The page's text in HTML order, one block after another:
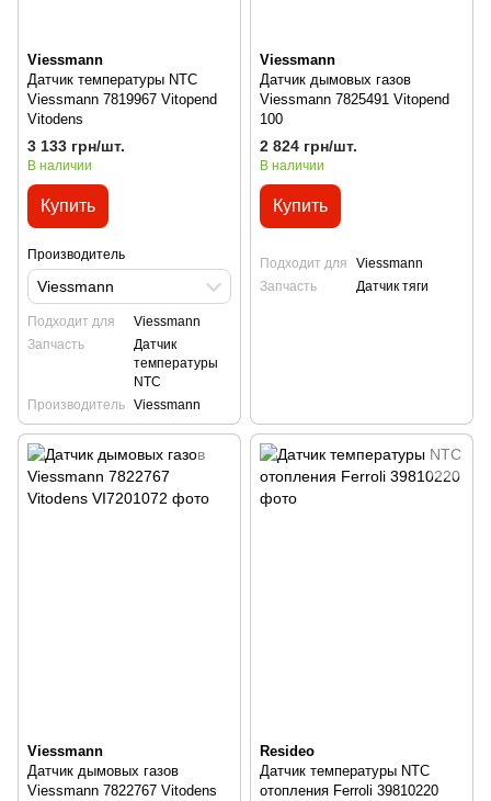
Viessmann
Датчик температуры NTC
Viessmann 7819967 Vitopend
Vitodens
3 133 грн/шт.
В наличии
Купить
Производитель
Viessmann
Подходит для
Viessmann
Запчасть
Датчик
температуры
NTC
Производитель Viessmann
Viessmann
Датчик дымовых газов
Viessmann 7825491 Vitopend
100
2 824 грн/шт.
В наличии
Купить
Подходит для
Viessmann
Запчасть
Датчик тяги
Viessmann
Датчик дымовых газов
Viessmann 7822767 Vitodens
Resideo
Датчик температуры NTC
отопления Ferroli 39810220